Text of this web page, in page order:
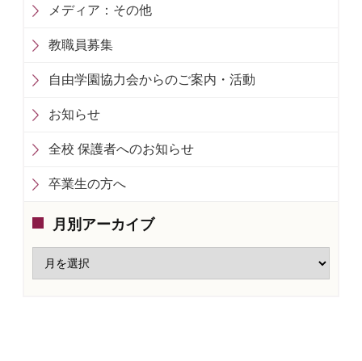
メディア：その他
教職員募集
自由学園協力会からのご案内・活動
お知らせ
全校 保護者へのお知らせ
卒業生の方へ
月別アーカイブ